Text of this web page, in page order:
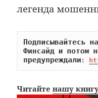
легенда
Подписывайтесь
Финсайд и потом
предупреждали:
Читайтенашу